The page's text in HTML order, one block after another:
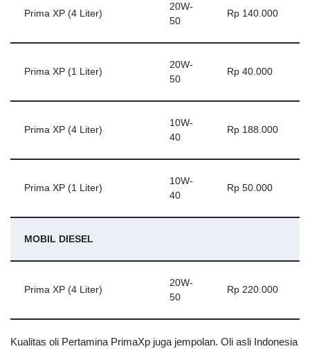
Prima XP (4 Liter)
20W-
50
Rp 140.000
Prima XP (1 Liter)
20W-
50
Rp 40.000
Prima XP (4 Liter)
10W-
40
Rp 188.000
Prima XP (1 Liter)
10W-
40
Rp 50.000
MOBIL DIESEL
Prima XP (4 Liter)
20W-
50
Rp 220.000
Kualitas oli Pertamina PrimaXp juga jempolan. Oli asli Indonesia